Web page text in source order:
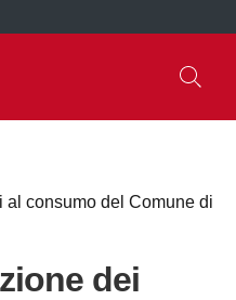
al consumo del Comune di
dei